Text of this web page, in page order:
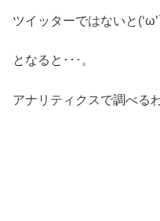
ツイッターではないと
となると･･･。
アナリティクスで調べる